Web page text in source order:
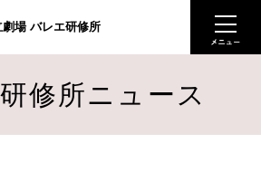
劇場 バレエ研修所
修所ニュース